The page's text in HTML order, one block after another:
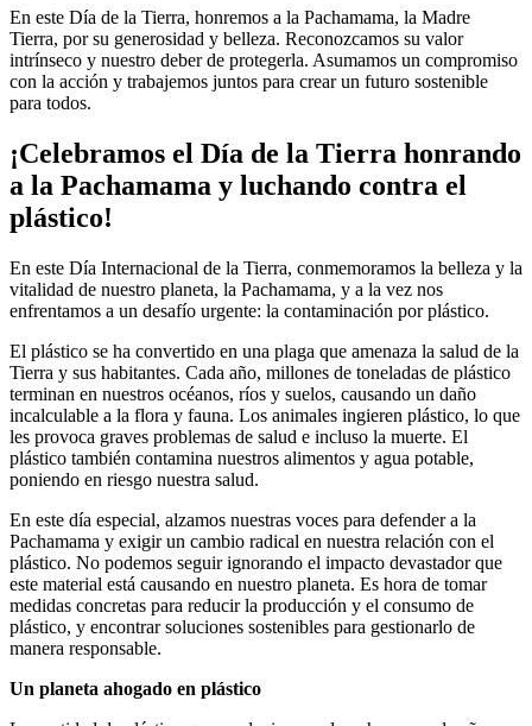
En este Día de la Tierra, honremos a la Pachamama, la Madre
Tierra, por su generosidad y belleza. Reconozcamos su valor
intrínseco y nuestro deber de protegerla. Asumamos un compromiso
con la acción y trabajemos juntos para crear un futuro sostenible
para todos.
¡Celebramos el Día de la Tierra honrando
a la Pachamama y luchando contra el
plástico!
En este Día Internacional de la Tierra, conmemoramos la belleza y la
vitalidad de nuestro planeta, la Pachamama, y a la vez nos
enfrentamos a un desafío urgente: la contaminación por plástico.
El plástico se ha convertido en una plaga que amenaza la salud de la
Tierra y sus habitantes. Cada año, millones de toneladas de plástico
terminan en nuestros océanos, ríos y suelos, causando un daño
incalculable a la flora y fauna. Los animales ingieren plástico, lo que
les provoca graves problemas de salud e incluso la muerte. El
plástico también contamina nuestros alimentos y agua potable,
poniendo en riesgo nuestra salud.
En este día especial, alzamos nuestras voces para defender a la
Pachamama y exigir un cambio radical en nuestra relación con el
plástico. No podemos seguir ignorando el impacto devastador que
este material está causando en nuestro planeta. Es hora de tomar
medidas concretas para reducir la producción y el consumo de
plástico, y encontrar soluciones sostenibles para gestionarlo de
manera responsable.
Un planeta ahogado en plástico